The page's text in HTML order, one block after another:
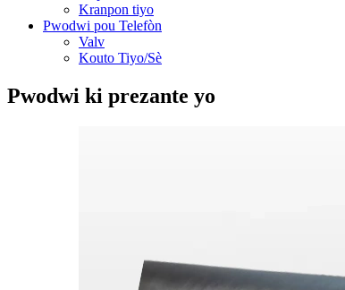
Kranpon tiyo
Pwodwi pou Telefòn
Valv
Kouto Tiyo/Sè
Pwodwi ki prezante yo